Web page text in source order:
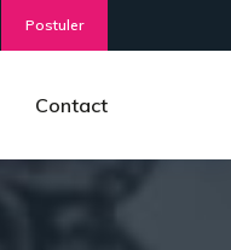
Postuler
Contact